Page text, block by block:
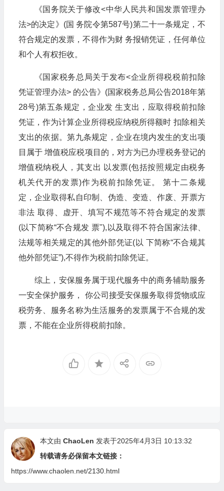
《国务院关于修改<中华人民共和国发票管理办
法>的决定》(国 务院令第587号)第二十一条规定，不
符合规定的发票，不得作为财 务报销凭证，任何单位
和个人有权拒收。
《国家税务总局关于发布<企业所得税税前扣除
凭证管理办法> 的公告》(国家税务总局公告2018年第
28号)第五条规定，企业发 生支出，应取得税前扣除
凭证，作为计算企业所得税应纳税所得额时 扣除相关
支出的依据。第九条规定，企业在境内发生的支出项
目属于 增值税应税项目的，对方为已办理税务登记的
增值税纳税人，其支出 以发票(包括按照规定由税务
机关代开的发票)作为税前扣除凭证。 第十二条规
定，企业取得私自印制、伪造、变造、作废、开票方
非法 取得、虚开、填写不规范等不符合规定的发票
(以下简称“不合规发 票"),以及取得不符合国家法律、
法规等相关规定的其他外部凭证(以 下简称“不合规其
他外部凭证”),不得作为税前扣除凭证。
综上，安保服务属于现代服务中的商务辅助服务
一安全保护服务， 你公司接受安保服务取得货物或应
税劳务、服务名称为生活服务的发票属于不合规的发
票，不能在企业所得税前扣除。
本文由 ChaoLen 发表于2025年4月3日 10:13:32
转载请务必保留本文链接：
https://www.chaolen.net/2130.html